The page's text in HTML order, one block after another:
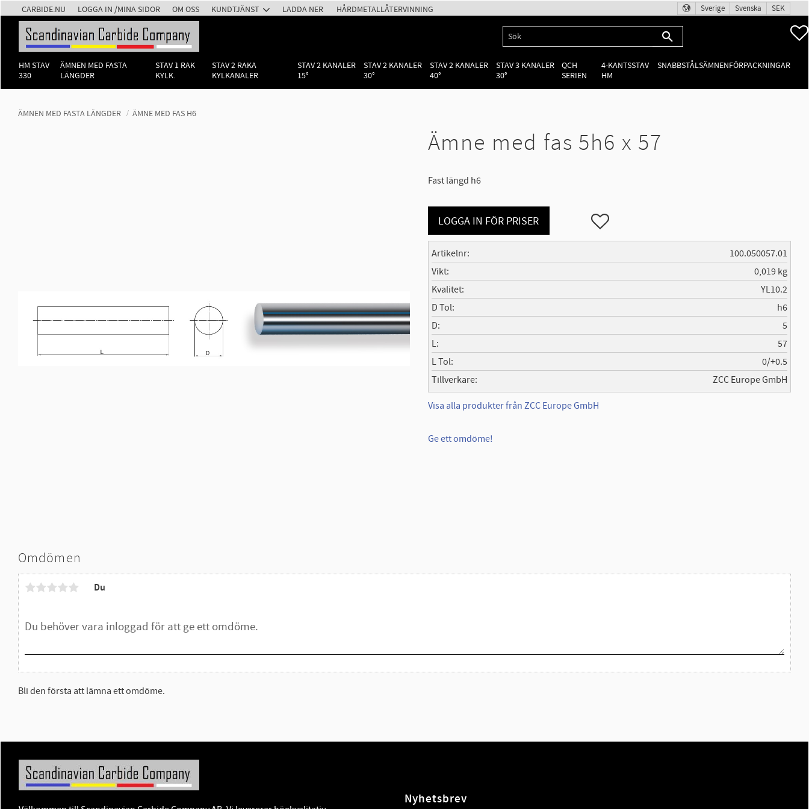
CARBIDE.NU LOGGA IN /MINA SIDOR OM OSS KUNDTJÄNST LADDA NER HÅRDMETALLÅTERVINNING Sverige Svenska SEK
HM STAV
330
ÄMNEN MED FASTA
LÄNGDER
STAV 1 RAK
KYLK.
STAV 2 RAKA
KYLKANALER
STAV 2 KANALER
15°
STAV 2 KANALER
30°
STAV 2 KANALER
40°
STAV 3 KANALER
30°
QCH
SERIEN
4-KANTSSTAV
HM
SNABBSTÅLSÄMNENFÖRPACKNINGAR
ÄMNEN MED FASTA LÄNGDER ÄMNE MED FAS H6
Ämne med fas 5h6 x 57
Fast längd h6
LOGGA IN FÖR PRISER Lägg till i favoriter
Artikelnr
100.050057.01
Vikt
0,019 kg
Kvalitet
YL10.2
D Tol
h6
D
5
L
57
L Tol
0/+0.5
Tillverkare
ZCC Europe GmbH
Visa alla produkter från ZCC Europe GmbH
Ge ett omdöme!
Omdömen
Du
Bli den första att lämna ett omdöme.
Nyhetsbrev